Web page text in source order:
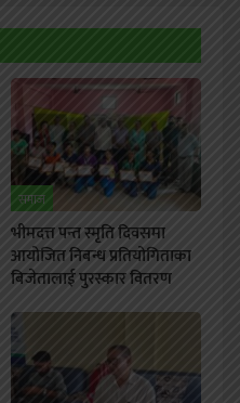
समाज
भीमदत्त पन्त स्मृति दिवसमा
आयोजित निबन्ध प्रतियोगिताका
बिजेतालाई पुरस्कार वितरण